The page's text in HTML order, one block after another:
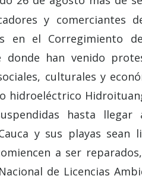
y comerciantes
en el Corregimiento
donde han venido
culturales y
hidroeléctrico
hasta
y sus playas sean
a ser
de Licencias